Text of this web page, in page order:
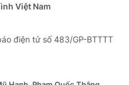
Việt Nam
điện tử số 483/GP-BTTTT